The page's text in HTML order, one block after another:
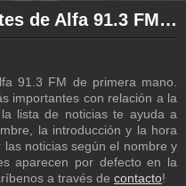
Las noticias más recientes de Alfa 91.3 FM
91.3 FM de primera mano.
importantes con relación a la
lista de noticias te ayuda a
la introducción y la hora
noticias según el nombre y
aparecen por defecto en la
a través de contacto!